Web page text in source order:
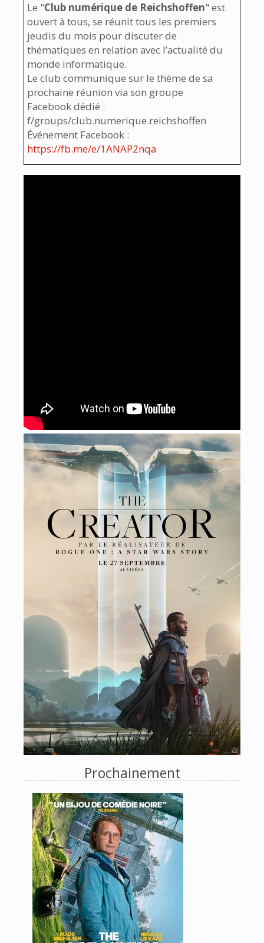
Le "Club numérique de Reichshoffen" est
ouvert à tous, se réunit tous les premiers
jeudis du mois pour discuter de
thématiques en relation avec l’actualité du
monde informatique.
Le club communique sur le thème de sa
prochaine réunion via son groupe
Facebook dédié :
f/groups/club.numerique.reichshoffen
Événement Facebook :
https://fb.me/e/1ANAP2nqa
Prochainement